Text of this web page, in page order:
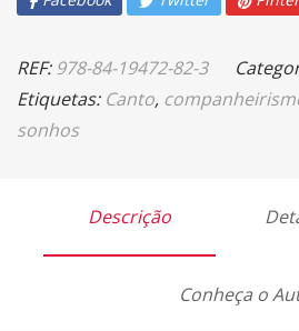
REF:978-84-19472-82-3
Etiquetas: Canto,
sonhos
Descrição
Conheça o